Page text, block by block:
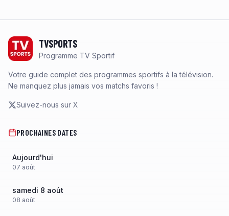
TVSPORTS
Programme TV Sportif
Votre guide complet des programmes sportifs à la télévision.
Ne manquez plus jamais vos matchs favoris !
Suivez-nous sur X
PROCHAINES DATES
Aujourd'hui
07 août
samedi 8 août
08 août